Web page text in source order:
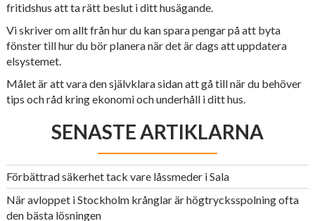
fritidshus att ta rätt beslut i ditt husägande.
Vi skriver om allt från hur du kan spara pengar på att byta
fönster till hur du bör planera när det är dags att uppdatera
elsystemet.
Målet är att vara den självklara sidan att gå till när du behöver
tips och råd kring ekonomi och underhåll i ditt hus.
SENASTE ARTIKLARNA
Förbättrad säkerhet tack vare låssmeder i Sala
När avloppet i Stockholm krånglar är högtrycksspolning ofta
den bästa lösningen